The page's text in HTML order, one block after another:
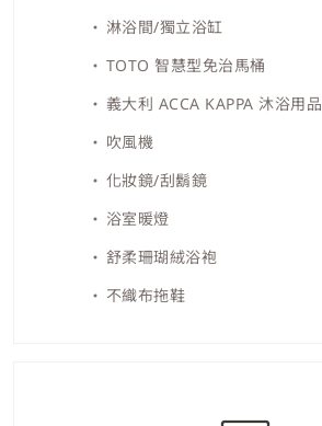
淋浴間/獨立浴缸
TOTO 智慧型免治馬桶
義大利 ACCA KAPPA 沐浴用品
吹風機
化妝鏡/刮鬍鏡
浴室暖燈
舒柔珊瑚絨浴袍
不織布拖鞋